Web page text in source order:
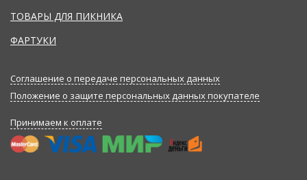
ТОВАРЫ ДЛЯ ПИКНИКА
ФАРТУКИ
Соглашение о передаче персональных данных
Положение о защите персональных данных покупателе
Принимаем к оплате